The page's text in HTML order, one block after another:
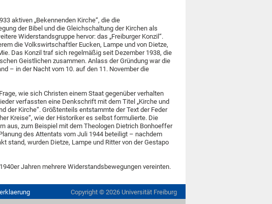
aktiven „Bekennenden Kirche“, die die
der Bibel und die Gleichschaltung der Kirchen als
Widerstandsgruppe hervor: das „Freiburger Konzil“.
die Volkswirtschaftler Eucken, Lampe und von Dietze,
Das Konzil traf sich regelmäßig seit Dezember 1938, die
Geistlichen zusammen. Anlass der Gründung war die
– in der Nacht vom 10. auf den 11. November die
wie sich Christen einem Staat gegenüber verhalten
verfassten eine Denkschrift mit dem Titel „Kirche und
der Kirche“. Größtenteils entstammte der Text der Feder
Kreise“, wie der Historiker es selbst formulierte. Die
aus, zum Beispiel mit dem Theologen Dietrich Bonhoeffer
des Attentats vom Juli 1944 beteiligt – nachdem
stand, wurden Dietze, Lampe und Ritter von der Gestapo
Jahren mehrere Widerstandsbewegungen vereinten.
Copyright © 2026 Universität Freiburg